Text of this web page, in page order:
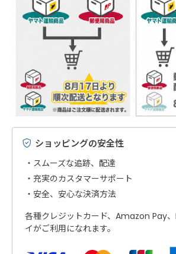
ショッピングの安全性
スムーズな追跡、配達
充実のカスタマーサポート
安全、安心な決済方法
各種クレジットカード、Amazon Pay
イがご利用になれます。